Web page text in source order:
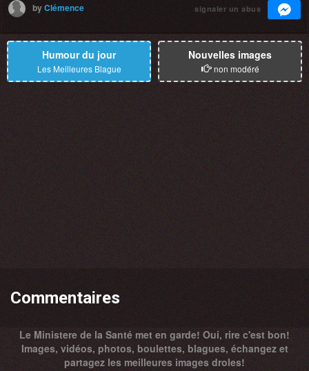
byClémence signaler un abus
Humour du jour
Les Meilleures Blague
Nouvelles images
non modéré
Commentaires
Le Ministere de la Santé met en garde! Oui, rire c'est bon!
Images, vidéos, photos, boulettes, blagues, échangez et
partagez les meilleures images droles!